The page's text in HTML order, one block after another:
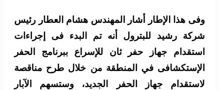
وفى هذا الإطار أشار المهندس هشام العطار رئيس
شركة رشيد للبترول أنه تم البدء فى إجراءات
استقدام جهاز حفر ثان للإسراع ببرنامج الحفر
الإستكشافى في المنطقة من خلال طرح مناقصة
لاستقدام جهاز الحفر الجديد، وستسهم الآبار